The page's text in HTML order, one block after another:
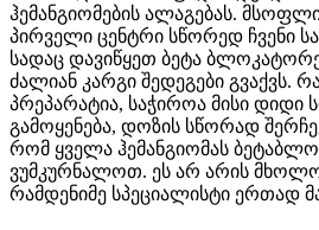
ჰემანგიომების ალაგებას.
პირველი ცენტრი სწორედ ჩვენი
სადაც დავიწყეთ ბეტა
ძალიან კარგი შედეგები გვაქვს.
პრეპარატია, საჭიროა მისი
გამოყენება, დოზის სწორად
რომ ყველა ჰემანგიომას
ვუმკურნალოთ. ეს არ არის
რამდენიმე სპეციალისტი ერთად